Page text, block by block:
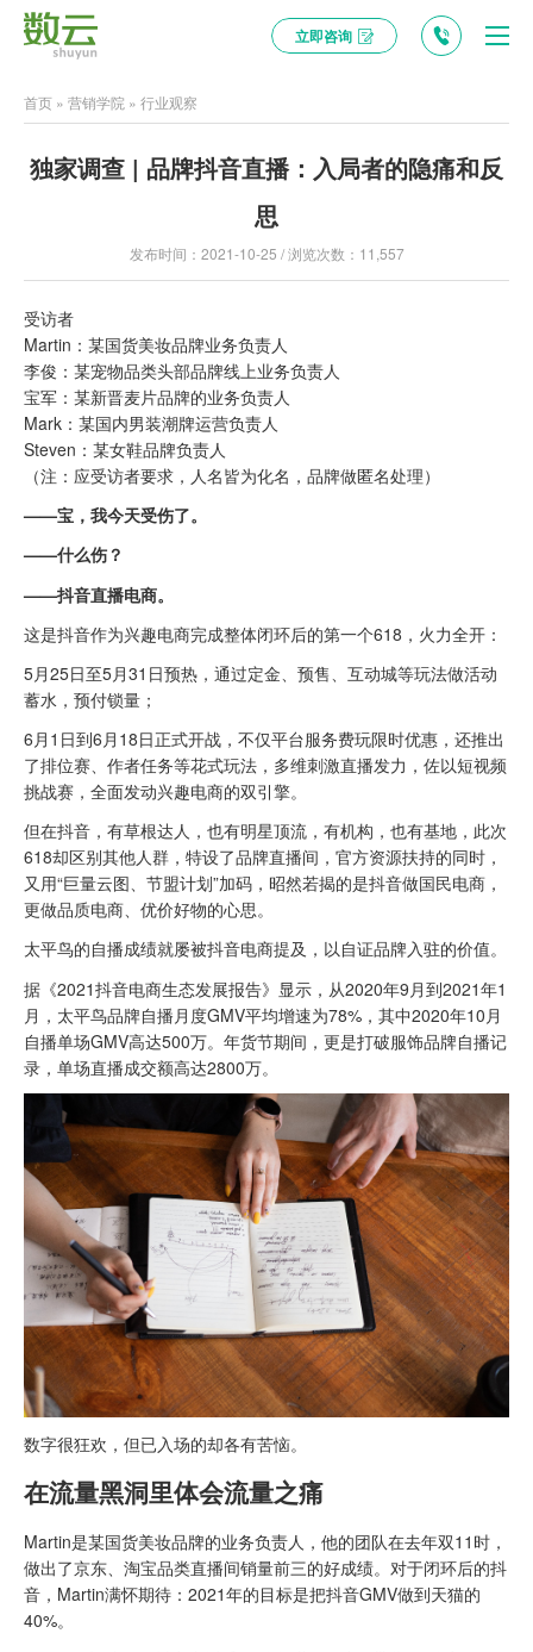
立即咨询
首页 » 营销学院 » 行业观察
独家调查 | 品牌抖音直播：入局者的隐痛和反
思
发布时间：2021-10-25 / 浏览次数：11,557
受访者
Martin：某国货美妆品牌业务负责人
李俊：某宠物品类头部品牌线上业务负责人
宝军：某新晋麦片品牌的业务负责人
Mark：某国内男装潮牌运营负责人
Steven：某女鞋品牌负责人
（注：应受访者要求，人名皆为化名，品牌做匿名处理）
——宝，我今天受伤了。
——什么伤？
——抖音直播电商。
这是抖音作为兴趣电商完成整体闭环后的第一个618，火力全开：
5月25日至5月31日预热，通过定金、预售、互动城等玩法做活动
蓄水，预付锁量；
6月1日到6月18日正式开战，不仅平台服务费玩限时优惠，还推出
了排位赛、作者任务等花式玩法，多维刺激直播发力，佐以短视频
挑战赛，全面发动兴趣电商的双引擎。
但在抖音，有草根达人，也有明星顶流，有机构，也有基地，此次
618却区别其他人群，特设了品牌直播间，官方资源扶持的同时，
又用“巨量云图、节盟计划”加码，昭然若揭的是抖音做国民电商，
更做品质电商、优价好物的心思。
太平鸟的自播成绩就屡被抖音电商提及，以自证品牌入驻的价值。
据《2021抖音电商生态发展报告》显示，从2020年9月到2021年1
月，太平鸟品牌自播月度GMV平均增速为78%，其中2020年10月
自播单场GMV高达500万。年货节期间，更是打破服饰品牌自播记
录，单场直播成交额高达2800万。
数字很狂欢，但已入场的却各有苦恼。
在流量黑洞里体会流量之痛
Martin是某国货美妆品牌的业务负责人，他的团队在去年双11时，
做出了京东、淘宝品类直播间销量前三的好成绩。对于闭环后的抖
音，Martin满怀期待：2021年的目标是把抖音GMV做到天猫的
40%。